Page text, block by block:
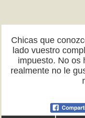
Chicas que
lado vuestro
impuesto. No os
realmente no le